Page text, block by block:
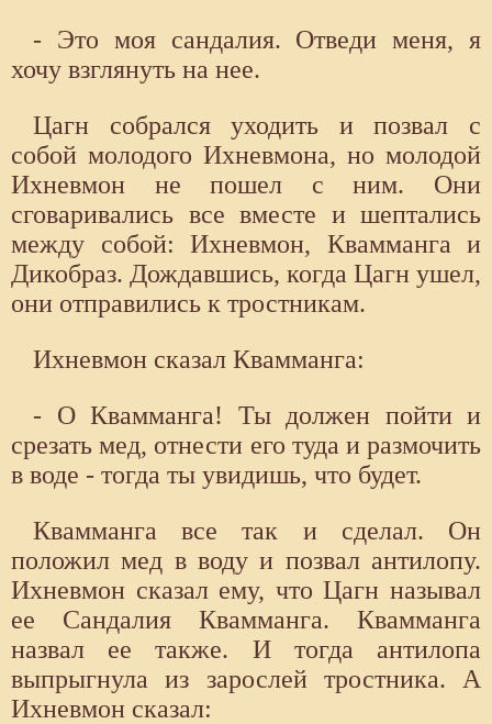
- Это моя сандалия. Отведи меня, я
хочу взглянуть на нее.
Цагн собрался уходить и позвал с
собой молодого Ихневмона, но молодой
Ихневмон не пошел с ним. Они
сговаривались все вместе и шептались
между собой: Ихневмон, Квамманга и
Дикобраз. Дождавшись, когда Цагн ушел,
они отправились к тростникам.
Ихневмон сказал Квамманга:
- О Квамманга! Ты должен пойти и
срезать мед, отнести его туда и размочить
в воде - тогда ты увидишь, что будет.
Квамманга все так и сделал. Он
положил мед в воду и позвал антилопу.
Ихневмон сказал ему, что Цагн называл
ее Сандалия Квамманга. Квамманга
назвал ее также. И тогда антилопа
выпрыгнула из зарослей тростника. А
Ихневмон сказал: